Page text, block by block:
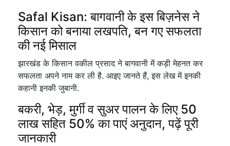
Safal Kisan: बागवानी के इस बिज़नेस ने
किसान को बनाया लखपति, बन गए सफलता
की नई मिसाल
झारखंड के किसान वकील प्रसाद ने बागवानी में कड़ी मेहनत कर
सफलता अपने नाम कर ली है. आइए जानते हैं, इस लेख में इनकी
कहानी इनकी जुबानी.
बकरी, भेड़, मुर्गी व सुअर पालन के लिए 50
लाख सहित 50% का पाएं अनुदान, पढ़ें पूरी
जानकारी